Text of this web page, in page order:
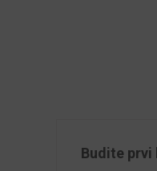
Budite prvi